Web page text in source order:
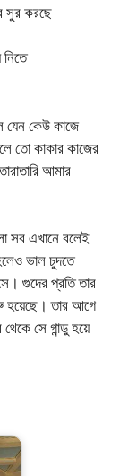
সুর করছে
নিতে
যেন কেউ কাজে
তো কাকার কাজের
আমার
সব এখানে বলেই
ভাল চুদতে
গুদের প্রতি তার
তার আগে
সে গান্ডু হয়ে